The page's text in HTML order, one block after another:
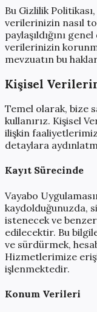
Bu Gizlilik
verilerinizin nasıl
paylaşıldığını
verilerinizin
mevzuatın bu
Kişisel
Temel olarak, bize
kullanırız. Kişisel
ilişkin
detaylara
Kayıt Sürecinde
Vayabo
kaydolduğunuzda,
istenecek ve
edilecektir. Bu
ve sürdürmek,
Hizmetlerimize
işlenmektedir.
Konum Verileri